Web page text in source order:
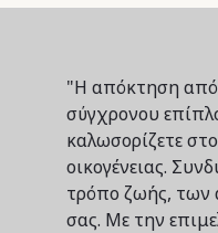
"Η απόκτηση από
σύγχρονου
καλωσορίζετε
οικογένειας.
τρόπο ζωής, των
σας. Με την